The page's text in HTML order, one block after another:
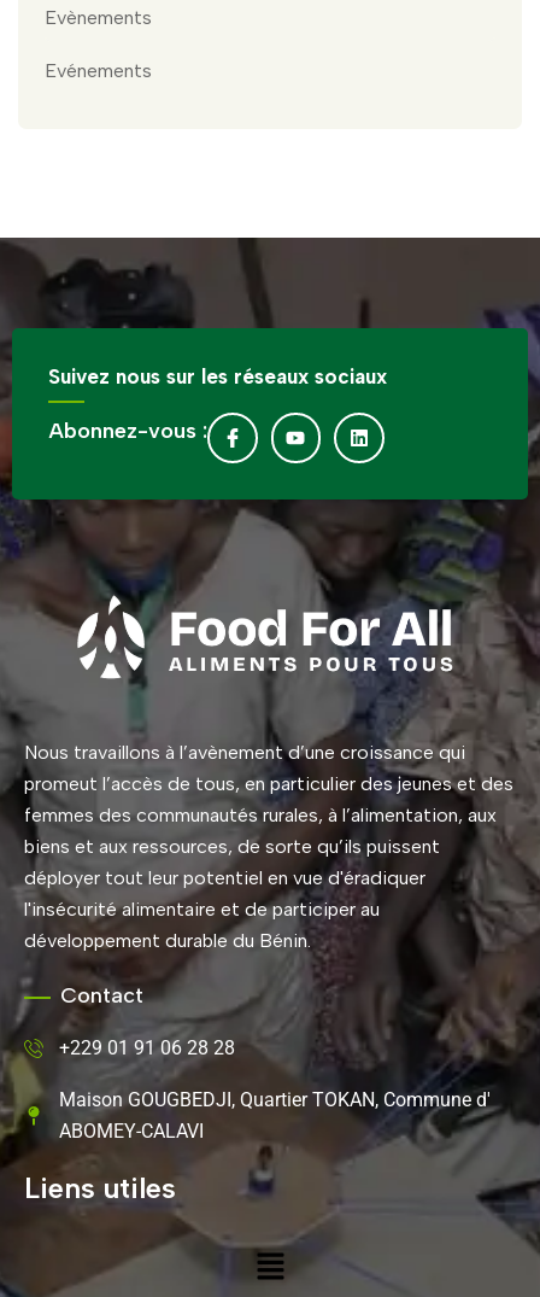
Evènements
Evénements
Suivez nous sur les réseaux sociaux
Abonnez-vous :
Nous travaillons à l’avènement d’une croissance qui
promeut l’accès de tous, en particulier des jeunes et des
femmes des communautés rurales, à l’alimentation, aux
biens et aux ressources, de sorte qu’ils puissent
déployer tout leur potentiel en vue d'éradiquer
l'insécurité alimentaire et de participer au
développement durable du Bénin.
Contact
+229 01 91 06 28 28
Maison GOUGBEDJI, Quartier TOKAN, Commune d'
ABOMEY-CALAVI
Liens utiles